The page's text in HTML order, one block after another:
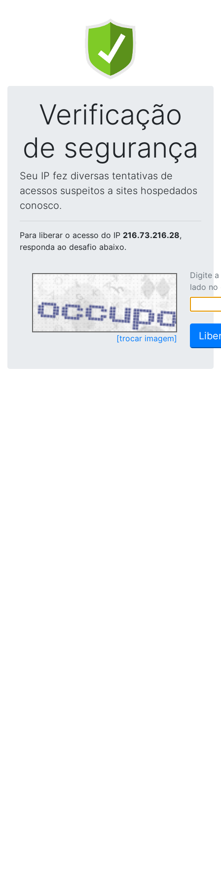
Verificação
de segurança
Seu IP fez diversas tentativas de
acessos suspeitos a sites hospedados
conosco.
Para liberar o acesso do IP 216.73.216.28,
responda ao desafio abaixo.
[trocar imagem]
Digite
lado no